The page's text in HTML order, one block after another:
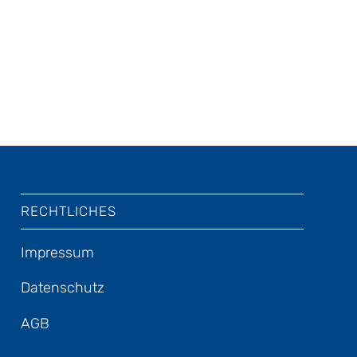
RECHTLICHES
Impressum
Datenschutz
AGB